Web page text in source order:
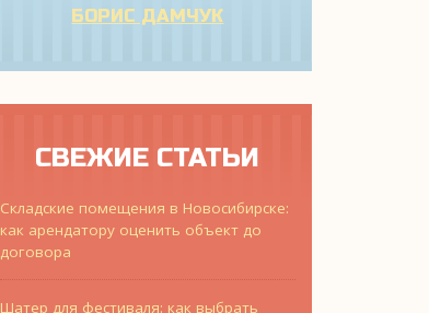
БОРИС ДАМЧУК
СВЕЖИЕ СТАТЬИ
Складские помещения в Новосибирске:
как арендатору оценить объект до
договора
Шатер для фестиваля: как выбрать